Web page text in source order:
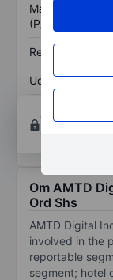
Markedsværdi/
(P/S)
Resultat pr. aktie
Udbytte pr.
Afkast af
Opret konto
og analyse
Om AMTD
Ord Shs
AMTD Digital
involved in the
reportable
segment; hotel